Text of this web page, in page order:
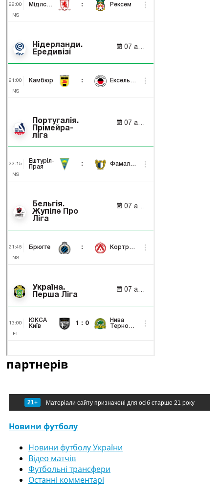
партнерів
21+ Матеріали сайту призначені для осіб старше 21 року
Новини футболу
Новини футболу України
Відео матчів
Футбольні трансфери
Останні комментарі